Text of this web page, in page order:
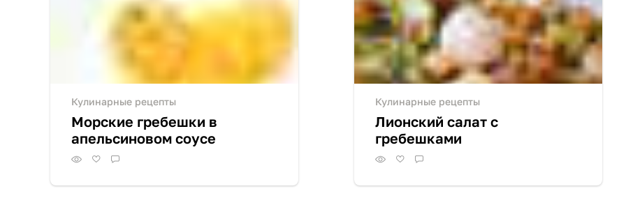
Кулинарные рецепты
Морские гребешки в
апельсиновом соусе
Кулинарные рецепты
Лионский салат с
гребешками